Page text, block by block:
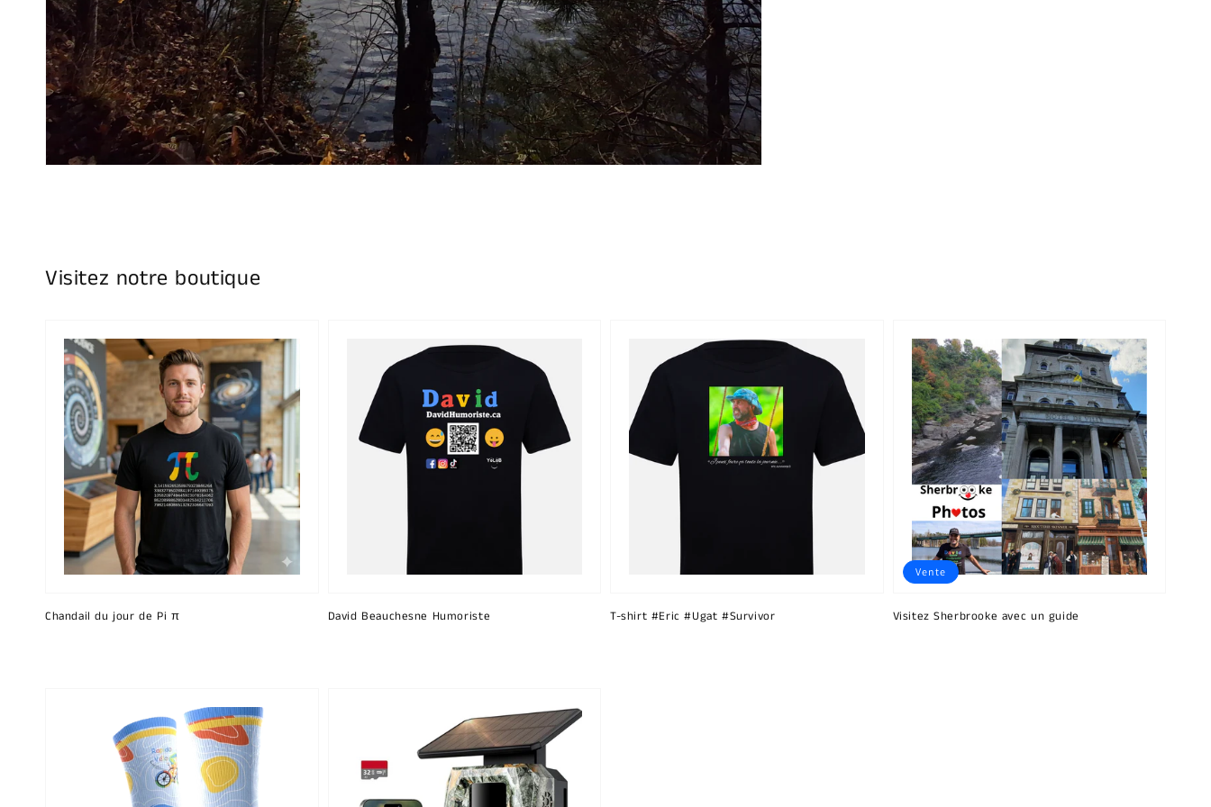
Visitez notre boutique
Chandail du jour de Pi π David Beauchesne Humoriste T-shirt #Eric #Ugat #Survivor Visitez Sherbrooke avec un guide
Vente